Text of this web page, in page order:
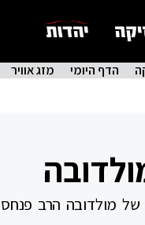
הדף היומי מזג אוויר
רבה של מולדובה הרב פנחס